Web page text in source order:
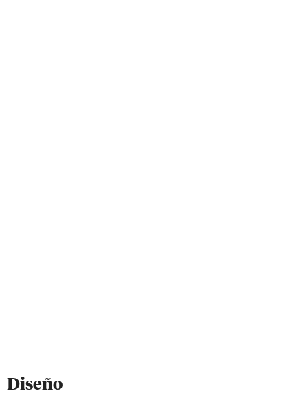
Diseño